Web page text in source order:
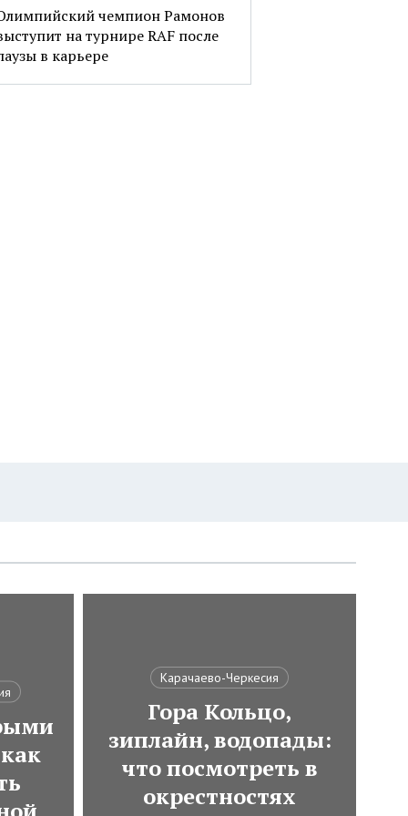
чемпион Рамонов
на турнире RAF после
в карьере
Карачаево-Черкесия
Гора Кольцо,
зиплайн, водопады:
что посмотреть в
окрестностях